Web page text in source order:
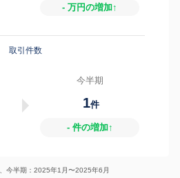
- 万円の増加↑
取引件数
今半期
1件
- 件の増加↑
今半期：2025年1月〜2025年6月